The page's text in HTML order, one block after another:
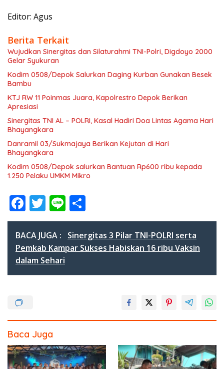
Editor: Agus
Berita Terkait
Wujudkan Sinergitas dan Silaturahmi TNI-Polri, Digdoyo 2000
Gelar Syukuran
Kodim 0508/Depok Salurkan Daging Kurban Gunakan Besek
Bambu
KTJ RW 11 Poinmas Juara, Kapolrestro Depok Berikan
Apresiasi
Sinergitas TNI AL – POLRI, Kasal Hadiri Doa Lintas Agama Hari
Bhayangkara
Danramil 03/Sukmajaya Berikan Kejutan di Hari
Bhayangkara
Kodim 0508/Depok salurkan Bantuan Rp600 ribu kepada
1.250 Pelaku UMKM Mikro
F
ac
e
b
o
T
w
itt
er
Li
n
e
h
ar
e
BACA JUGA :
Sinergitas 3 Pilar TNI-POLRI serta
Pemkab Kampar Sukses Habiskan 16 ribu Vaksin
dalam Sehari
Baca Juga